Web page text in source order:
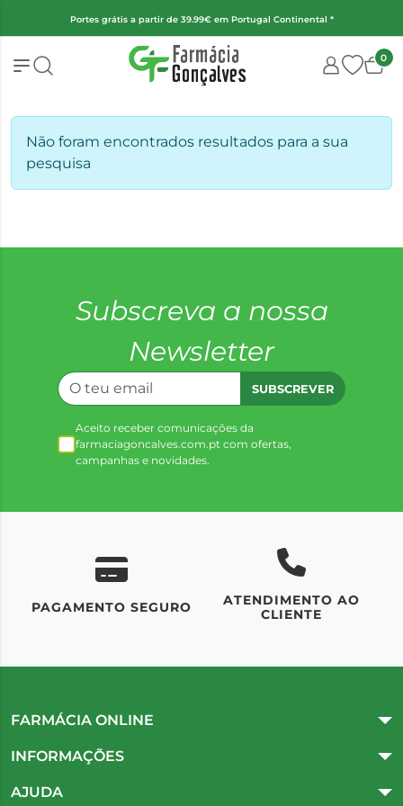
Portes grátis a partir de 39.99€ em Portugal Continental *
0
Não foram encontrados resultados para a sua
pesquisa
Subscreva a nossa
Newsletter
SUBSCREVER
Aceito receber comunicações da
farmaciagoncalves.com.pt com ofertas,
campanhas e novidades.
PAGAMENTO SEGURO
ATENDIMENTO AO
CLIENTE
FARMÁCIA ONLINE
INFORMAÇÕES
AJUDA